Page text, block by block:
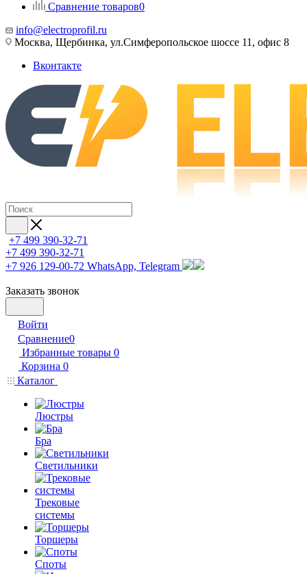
Сравнение товаров0
info@electroprofil.ru
Москва, Щербинка, ул.Симферопольское шоссе 11, офис 8
Вконтакте
+7 499 390-32-71
+7 499 390-32-71
+7 926 129-00-72 WhatsApp, Telegram
Заказать звонок
Войти
Сравнение0
Избранные товары 0
Корзина 0
Каталог
Люстры
Бра
Светильники
Трековые
системы
Торшеры
Споты